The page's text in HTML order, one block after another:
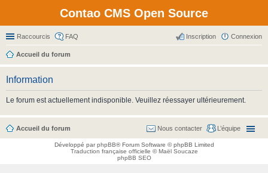
Contao CMS Open Source
Raccourcis FAQ Connexion
Inscription
Accueil du forum
Information
Le forum est actuellement indisponible. Veuillez réessayer ultérieurement.
Accueil du forum L’équipe
Nous contacter
Développé parphpBB® Forum Software © phpBB Limited
Traduction française officielle ©Maël Soucaze
phpBB SEO